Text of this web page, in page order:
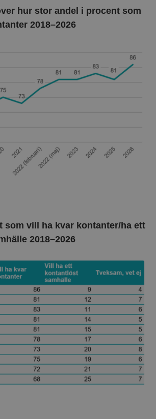
hur stor andel i procent som
2018–2026
som vill ha kvar kontanter/ha ett
2018–2026